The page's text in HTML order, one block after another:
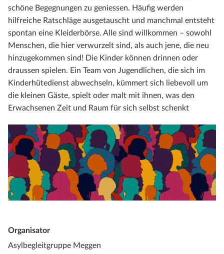
schöne Begegnungen zu geniessen. Häufig werden
hilfreiche Ratschläge ausgetauscht und manchmal entsteht
spontan eine Kleiderbörse. Alle sind willkommen – sowohl
Menschen, die hier verwurzelt sind, als auch jene, die neu
hinzugekommen sind! Die Kinder können drinnen oder
draussen spielen. Ein Team von Jugendlichen, die sich im
Kinderhütedienst abwechseln, kümmert sich liebevoll um
die kleinen Gäste, spielt oder malt mit ihnen, was den
Erwachsenen Zeit und Raum für sich selbst schenkt
Organisator
Asylbegleitgruppe Meggen